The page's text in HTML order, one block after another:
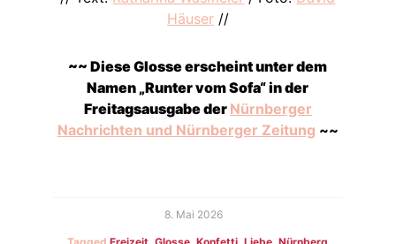
Häuser//
~~ Diese Glosse erscheint unter dem
Namen „Runter vom Sofa“ in der
Freitagsausgabe der Nürnberger
Nachrichten und Nürnberger Zeitung ~~
8. Mai 2026